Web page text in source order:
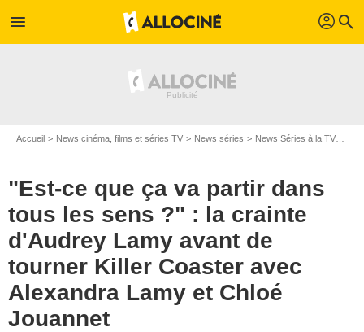
menu profil search
Accueil News cinéma, films et séries TV News séries News Séries à la TV
"Est-ce que ça va partir dans
tous les sens ?" : la crainte
d'Audrey Lamy avant de
tourner Killer Coaster avec
Alexandra Lamy et Chloé
Jouannet